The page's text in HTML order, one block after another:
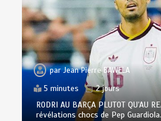
parJean Pierre BAWELA
5 minutes
2 jours
RODRI AU BARÇA PLUTOT QU’AU
révélations chocs de Pep